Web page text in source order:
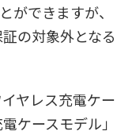
できますが、
の対象外となる
ヤレス充電ケー
ケースモデル」